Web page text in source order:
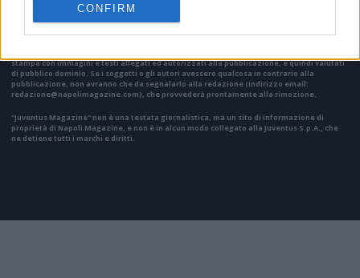
CONFIRM
stampa con immagini e testi allegati ed autorizzati alla pubblicazione, e quindi valutati
di pubblico dominio. Se i soggetti o gli autori avessero qualcosa in contrario alla
pubblicazione, non avranno che da segnalarlo alla redazione (indirizzo email:
redazione@napolimagazine.com), che provvederà prontamente alla rimozione.
"Juventus Magazine" non è una testata giornalistica, ma un sito di informazione di
proprietà di Napoli Magazine, e non è in alcun modo collegato alla Juventus S.p.A., che
ne detiene tutti i marchi e diritti.